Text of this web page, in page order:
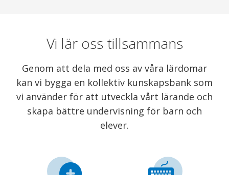
Vi lär oss tillsammans
Genom att dela med oss av våra lärdomar
kan vi bygga en kollektiv kunskapsbank som
vi använder för att utveckla vårt lärande och
skapa bättre undervisning för barn och
elever.